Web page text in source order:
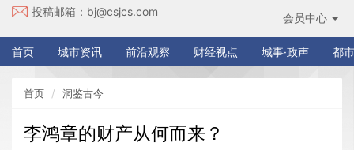
投稿邮箱： bj@csjcs.com 会员中心
首页 城市资讯 前沿观察 财经视点 城事·政声 都
首页 洞鉴古今
李鸿章的财产从何而来？